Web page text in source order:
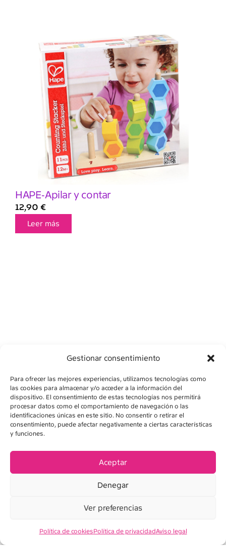
Gestionar consentimiento
Para ofrecer las mejores experiencias, utilizamos tecnologías como
las cookies para almacenar y/o acceder a la información del
dispositivo. El consentimiento de estas tecnologías nos permitirá
procesar datos como el comportamiento de navegación o las
identificaciones únicas en este sitio. No consentir o retirar el
consentimiento, puede afectar negativamente a ciertas características
y funciones.
Aceptar
Denegar
Ver preferencias
Política de cookiesPolítica de privacidadAviso legal
HAPE-Apilar y contar
12,90 €
Leer más
POLÍTICA DE PRIVACIDAD
POLÍTICA DE COOKIES